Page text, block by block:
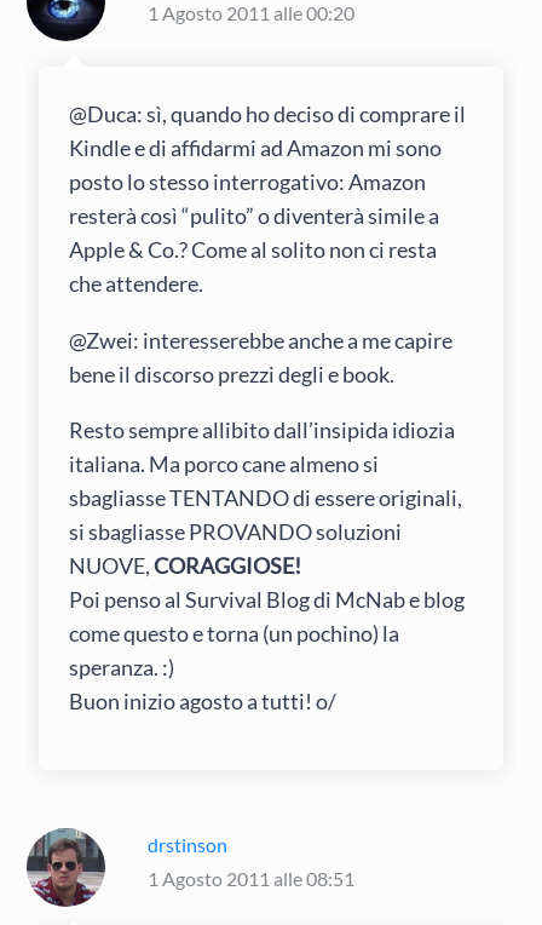
1 Agosto 2011 alle 00:20
@Duca: sì, quando ho deciso di comprare il
Kindle e di affidarmi ad Amazon mi sono
posto lo stesso interrogativo: Amazon
resterà così “pulito” o diventerà simile a
Apple & Co.? Come al solito non ci resta
che attendere.
@Zwei: interesserebbe anche a me capire
bene il discorso prezzi degli e book.
Resto sempre allibito dall’insipida idiozia
italiana. Ma porco cane almeno si
sbagliasse TENTANDO di essere originali,
si sbagliasse PROVANDO soluzioni
NUOVE,CORAGGIOSE!
Poi penso al Survival Blog di McNab e blog
come questo e torna (un pochino) la
speranza. :)
Buon inizio agosto a tutti! o/
drstinson
1 Agosto 2011 alle 08:51